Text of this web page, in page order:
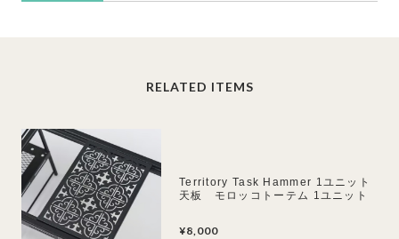
RELATED ITEMS
Territory Task Hammer 1ユニット
天板 モロッコトーテム 1ユニット
¥8,000